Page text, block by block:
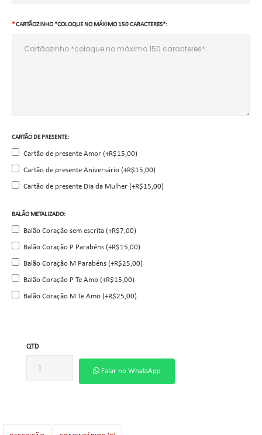
CARTÃOZINHO *COLOQUE NO MÁXIMO 150 CARACTERES*:
CARTÃO DE PRESENTE:
Cartão de presente Amor (+R$15,00)
Cartão de presente Aniversário (+R$15,00)
Cartão de presente Dia da Mulher (+R$15,00)
BALÃO METALIZADO:
Balão Coração sem escrita (+R$7,00)
Balão Coração P Parabéns (+R$15,00)
Balão Coração M Parabéns (+R$25,00)
Balão Coração P Te Amo (+R$15,00)
Balão Coração M Te Amo (+R$25,00)
QTD
Falar no WhatsApp